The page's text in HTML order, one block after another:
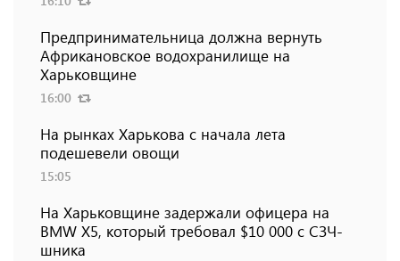
Предпринимательница должна вернуть
Африкановское водохранилище на
Харьковщине
16:00
На рынках Харькова с начала лета
подешевели овощи
15:05
На Харьковщине задержали офицера на
BMW Х5, который требовал $10 000 с СЗЧ-
шника